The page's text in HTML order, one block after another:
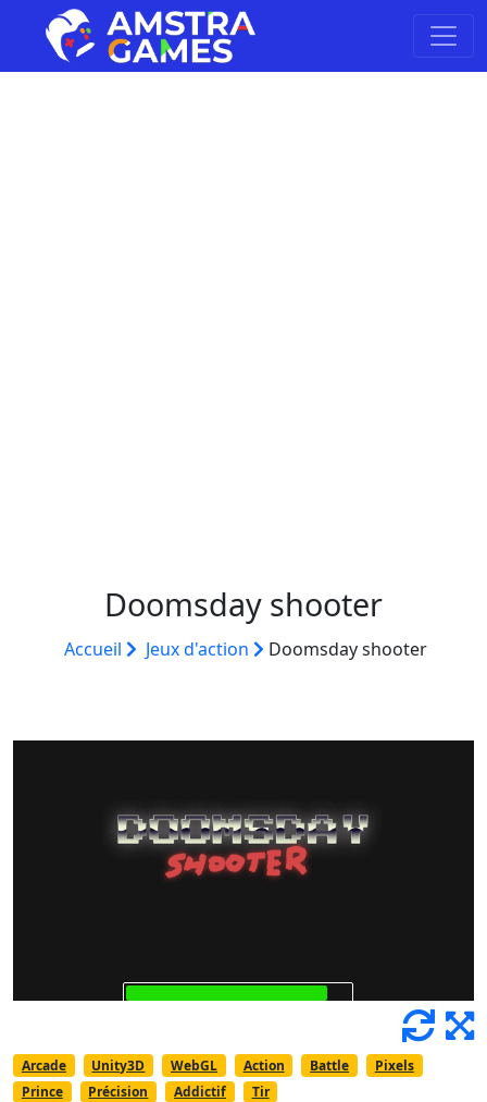
Doomsday shooter
Accueil Jeux d'action Doomsday shooter
Arcade Unity3D WebGL Action Battle
Pixels
Prince
Précision Addictif Tir